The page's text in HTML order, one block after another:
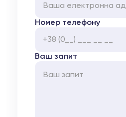
Номер телефону
Ваш запит